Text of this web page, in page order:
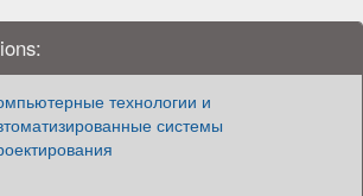
технологии и
системы